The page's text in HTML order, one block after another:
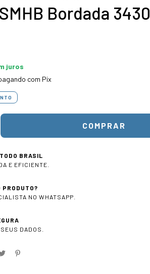
Bordada 3430
juros
com Pix
BRASIL
E EFICIENTE.
PRODUTO?
NO WHATSAPP.
DADOS.